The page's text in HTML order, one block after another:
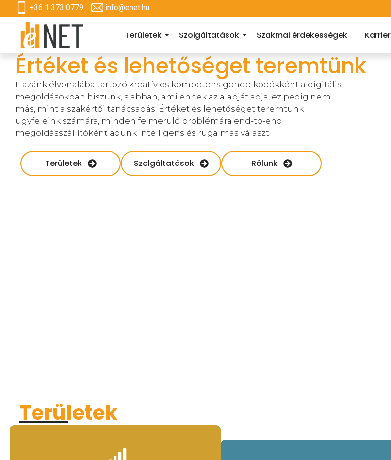
+36 1 373 0779 info@enet.hu
Területek Szolgáltatások Szakmai érdekességek Karrier
Értéket és lehetőséget teremtünk
Hazánk élvonalába tartozó kreatív és kompetens gondolkodókként a digitális
megoldásokban hiszünk, s abban, ami ennek az alapját adja, ez pedig nem
más, mint a szakértői tanácsadás. Értéket és lehetőséget teremtünk
ügyfeleink számára, minden felmerülő problémára end-to-end
megoldásszállítóként adunk intelligens és rugalmas választ.
Területek Szolgáltatások Rólunk
Területek